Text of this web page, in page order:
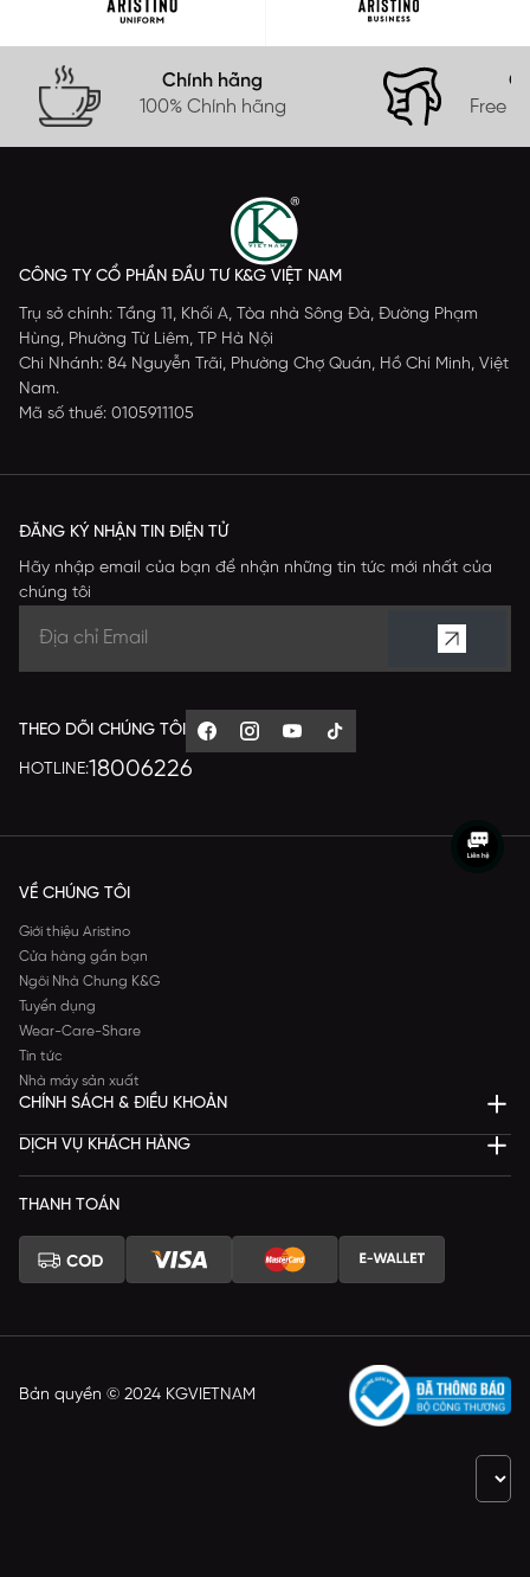
Chính hãng
100% Chính hãng
Free
CÔNG TY CỔ PHẦN ĐẦU TƯ K&G VIỆT NAM
Trụ sở chính: Tầng 11, Khối A, Tòa nhà Sông Đà, Đường Phạm
Hùng, Phường Từ Liêm, TP Hà Nội
Chi Nhánh: 84 Nguyễn Trãi, Phường Chợ Quán, Hồ Chí Minh, Việt
Nam.
Mã số thuế: 0105911105
ĐĂNG KÝ NHẬN TIN ĐIỆN TỬ
Hãy nhập email của bạn để nhận những tin tức mới nhất của
chúng tôi
THEO DÕI CHÚNG TÔI
HOTLINE:18006226
VỀ CHÚNG TÔI
Giới thiệu Aristino
Cửa hàng gần bạn
Ngôi Nhà Chung K&G
Tuyển dụng
Wear-Care-Share
Tin tức
Nhà máy sản xuất
CHÍNH SÁCH & ĐIỀU KHOẢN
DỊCH VỤ KHÁCH HÀNG
THANH TOÁN
Bản quyền © 2024 KGVIETNAM